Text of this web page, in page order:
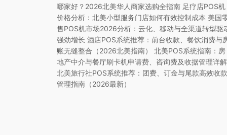
哪家好？2026北美华人商家选购全指南 足疗店POS机
价格分析：北美小型服务门店如何有效控制成本 美国
售POS机市场2026分析：云化、移动与全渠道转型驱
强劲增长 酒店POS系统推荐：前台收款、餐饮消费与
账无缝整合（2026北美指南） 北美POS系统指南：房
地产中介与餐厅刷卡机申请费、咨询费及收据管理详解
北美旅行社POS系统推荐：团费、订金与尾款高效收款
管理指南（2026最新）